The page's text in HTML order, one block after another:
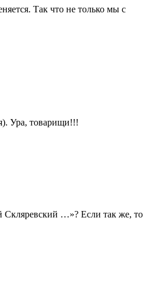
Так что не только мы с
Ура, товарищи!!!
…»? Если так же, то